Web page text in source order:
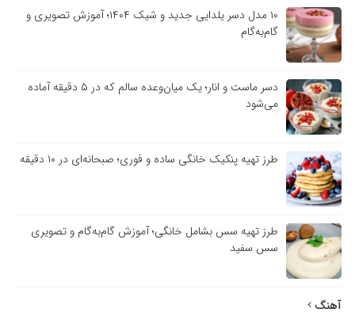
۱۰ مدل دسر یلدایی جدید و شیک ۱۴۰۴؛ آموزش تصویری و
گام‌به‌گام
دسر ماست و انار؛ یک میان‌وعده سالم که در ۵ دقیقه آماده
می‌شود
طرز تهیه پنکیک خانگی ساده و فوری؛ صبحانه‌ای در ۱۰ دقیقه
طرز تهیه سس بشامل خانگی؛ آموزش گام‌به‌گام و تصویری
سس سفید